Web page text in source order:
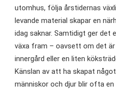
utomhus, följa årstidernas
levande material skapar en
idag saknar. Samtidigt ger
växa fram – oavsett om det är
innergård eller en liten
Känslan av att ha skapat
människor och djur blir ofta